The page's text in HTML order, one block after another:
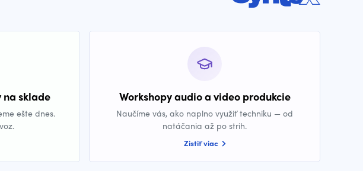
na sklade
ešte dnes.
Workshopy audio a video produkcie
Naučíme vás, ako naplno využiť techniku — od
natáčania až po strih.
Zistiť viac